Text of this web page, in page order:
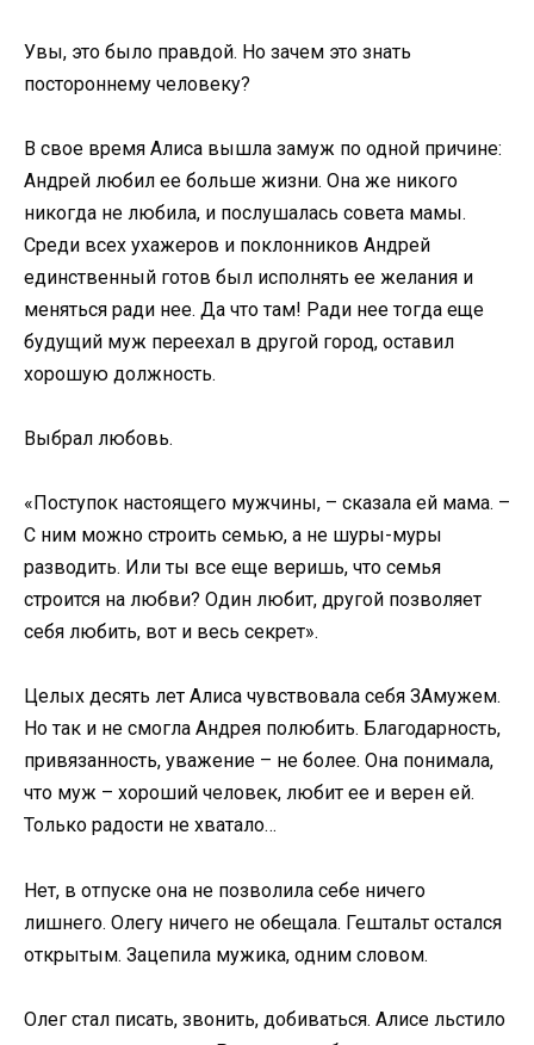
Увы, это было правдой. Но зачем это знать
постороннему человеку?
В свое время Алиса вышла замуж по одной причине:
Андрей любил ее больше жизни. Она же никого
никогда не любила, и послушалась совета мамы.
Среди всех ухажеров и поклонников Андрей
единственный готов был исполнять ее желания и
меняться ради нее. Да что там! Ради нее тогда еще
будущий муж переехал в другой город, оставил
хорошую должность.
Выбрал любовь.
«Поступок настоящего мужчины, – сказала ей мама. –
С ним можно строить семью, а не шуры-муры
разводить. Или ты все еще веришь, что семья
строится на любви? Один любит, другой позволяет
себя любить, вот и весь секрет».
Целых десять лет Алиса чувствовала себя ЗАмужем.
Но так и не смогла Андрея полюбить. Благодарность,
привязанность, уважение – не более. Она понимала,
что муж – хороший человек, любит ее и верен ей.
Только радости не хватало…
Нет, в отпуске она не позволила себе ничего
лишнего. Олегу ничего не обещала. Гештальт остался
открытым. Зацепила мужика, одним словом.
Олег стал писать, звонить, добиваться. Алисе льстило